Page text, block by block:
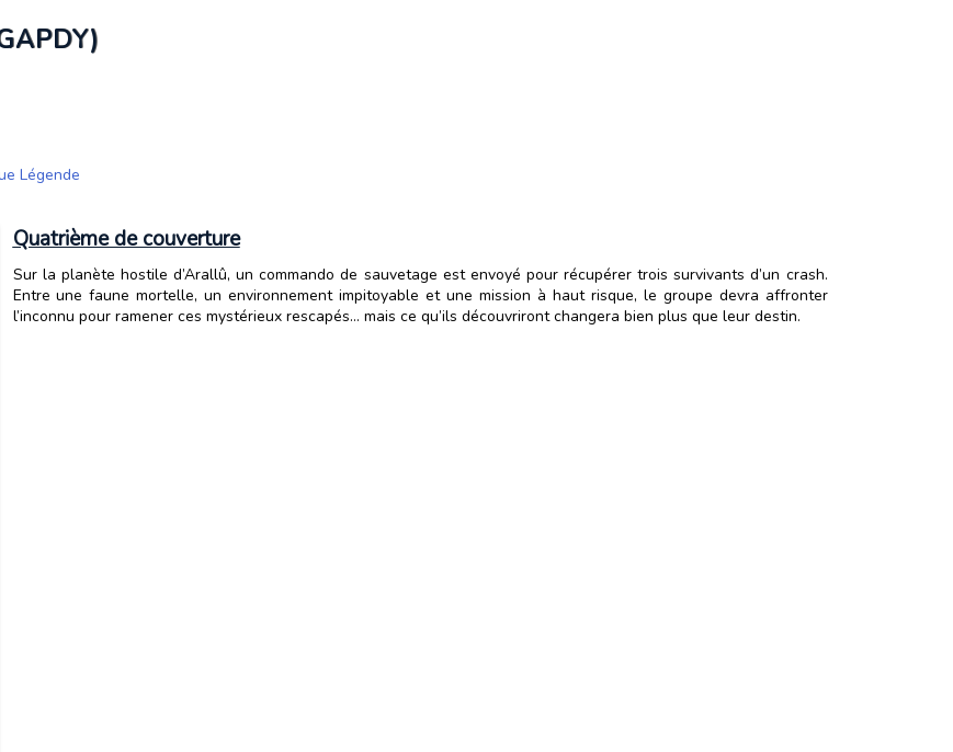
Légende
Quatrième de couverture
Sur la planète hostile d’Arallû, un commando de sauvetage est envoyé pour récupérer trois survivants d’un crash.
Entre une faune mortelle, un environnement impitoyable et une mission à haut risque, le groupe devra affronter
l’inconnu pour ramener ces mystérieux rescapés… mais ce qu’ils découvriront changera bien plus que leur destin.